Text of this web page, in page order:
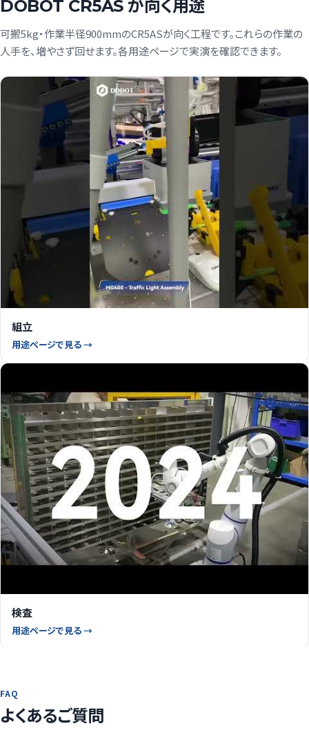
DOBOT CR5AS が向く用途
可搬5kg・作業半径900mmのCR5ASが向く工程です。これらの作業の
人手を、増やさず回せます。各用途ページで実演を確認できます。
組立
用途ページで見る →
検査
用途ページで見る →
FAQ
よくあるご質問